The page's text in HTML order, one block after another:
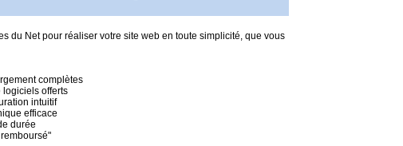
du Net pour réaliser votre site web en toute simplicité, que vous
complètes
logiciels offerts
intuitif
efficace
durée